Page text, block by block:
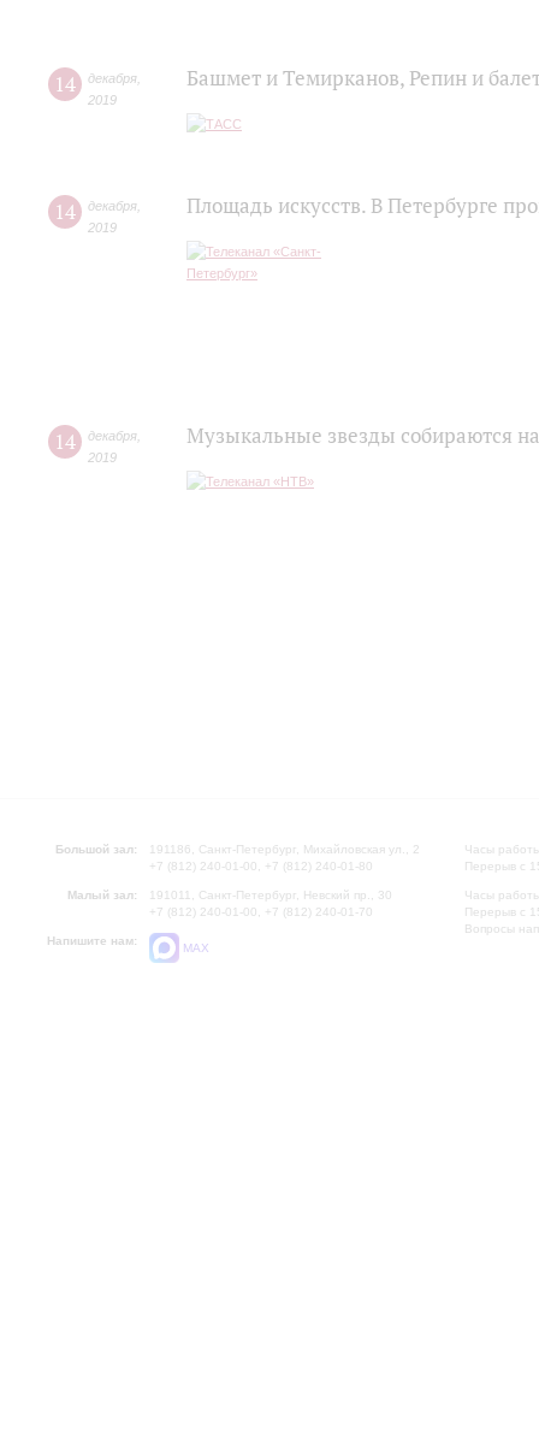
14 декабря
2019
Башмет и Темирканов, Репин и
14 декабря
2019
Площадь искусств. В Петербурге
14 декабря
2019
Музыкальные звезды собираются
Большой зал:
191186, Санкт-Петербург, Михайловская ул., 2
+7 (812) 240-01-00, +7 (812) 240-01-80
Малый зал:
191011, Санкт-Петербург, Невский пр., 30
+7 (812) 240-01-00, +7 (812) 240-01-70
Напишите нам:
MAX
Часы
Перерыв с
Часы
Перерыв с
Вопросы